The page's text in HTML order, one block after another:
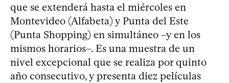
que se extenderá hasta el miércoles en
Montevideo (Alfabeta) y Punta del Este
(Punta Shopping) en simultáneo –y en los
mismos horarios–. Es una muestra de un
nivel excepcional que se realiza por quinto
año consecutivo, y presenta diez películas